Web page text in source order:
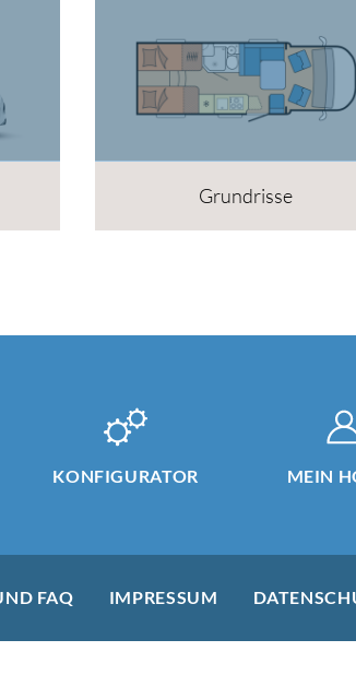
Grundrisse
KONFIGURATOR MEIN
FAQ IMPRESSUM